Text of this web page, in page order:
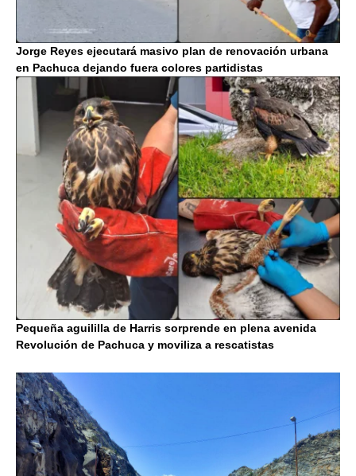
Jorge Reyes ejecutará masivo plan de renovación urbana
en Pachuca dejando fuera colores partidistas
Pequeña aguililla de Harris sorprende en plena avenida
Revolución de Pachuca y moviliza a rescatistas